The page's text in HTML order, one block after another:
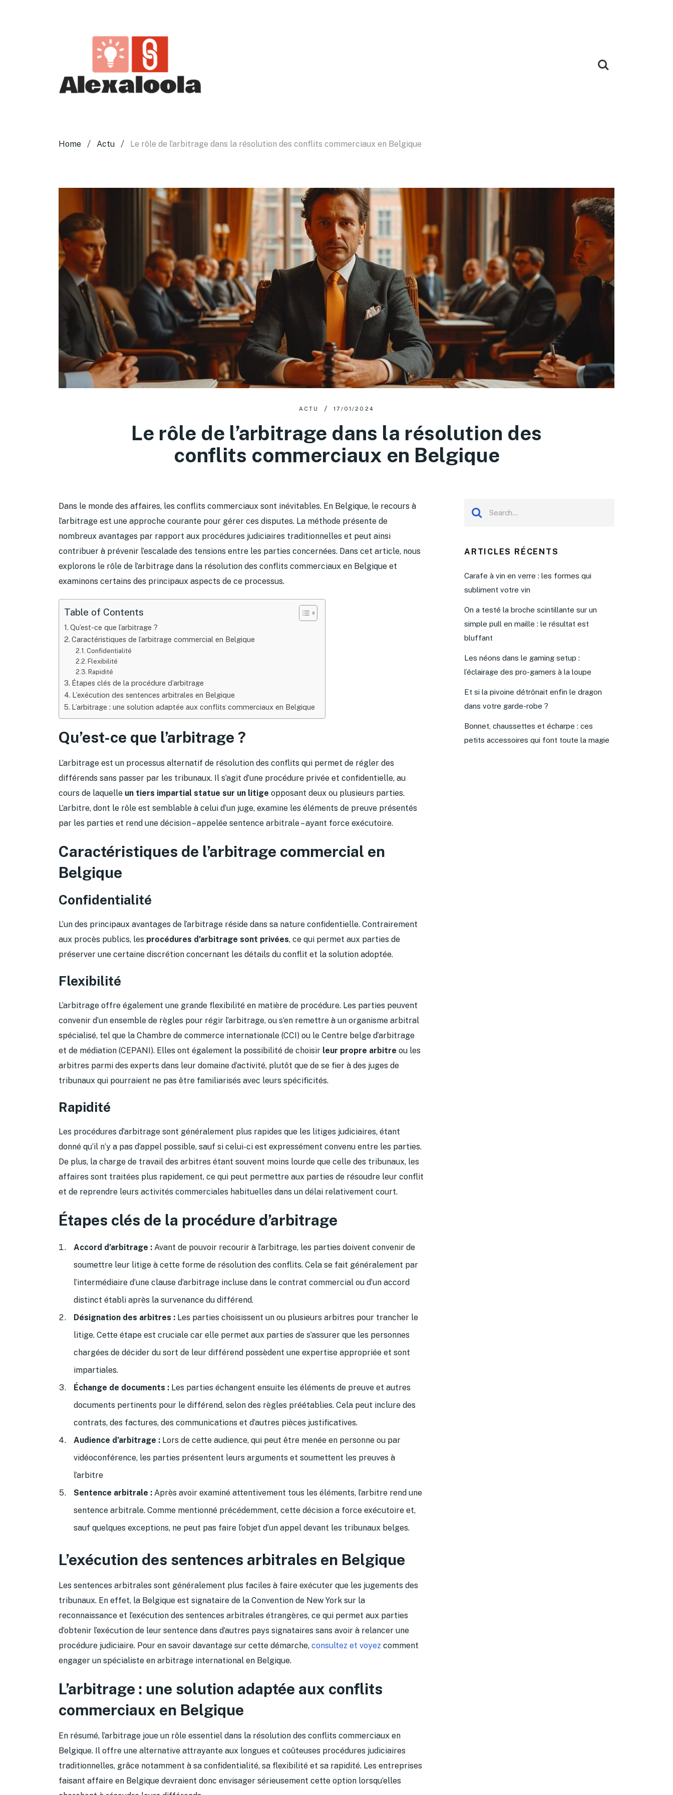
Home Actu Le rôle de l’arbitrage dans la résolution des conflits commerciaux en Belgique
ACTU 17/01/2024
Le rôle de l’arbitrage dans la résolution des
conflits commerciaux en Belgique
Dans le monde des affaires, les conflits commerciaux sont inévitables. En Belgique, le recours à
l’arbitrage est une approche courante pour gérer ces disputes. La méthode présente de
nombreux avantages par rapport aux procédures judiciaires traditionnelles et peut ainsi
contribuer à prévenir l’escalade des tensions entre les parties concernées. Dans cet article, nous
explorons le rôle de l’arbitrage dans la résolution des conflits commerciaux en Belgique et
examinons certains des principaux aspects de ce processus.
Table of Contents
Qu’est-ce que l’arbitrage ?
Caractéristiques de l’arbitrage commercial en Belgique
Confidentialité
Flexibilité
Rapidité
Étapes clés de la procédure d’arbitrage
L’exécution des sentences arbitrales en Belgique
L’arbitrage : une solution adaptée aux conflits commerciaux en Belgique
Qu’est-ce que l’arbitrage ?
L’arbitrage est un processus alternatif de résolution des conflits qui permet de régler des
différends sans passer par les tribunaux. Il s’agit d’une procédure privée et confidentielle, au
cours de laquelle un tiers impartial statue sur un litige opposant deux ou plusieurs parties.
L’arbitre, dont le rôle est semblable à celui d’un juge, examine les éléments de preuve présentés
par les parties et rend une décision – appelée sentence arbitrale – ayant force exécutoire.
Caractéristiques de l’arbitrage commercial en
Belgique
Confidentialité
L’un des principaux avantages de l’arbitrage réside dans sa nature confidentielle. Contrairement
aux procès publics, les procédures d’arbitrage sont privées, ce qui permet aux parties de
préserver une certaine discrétion concernant les détails du conflit et la solution adoptée.
Flexibilité
L’arbitrage offre également une grande flexibilité en matière de procédure. Les parties peuvent
convenir d’un ensemble de règles pour régir l’arbitrage, ou s’en remettre à un organisme arbitral
spécialisé, tel que la Chambre de commerce internationale (CCI) ou le Centre belge d’arbitrage
et de médiation (CEPANI). Elles ont également la possibilité de choisir leur propre arbitre ou les
arbitres parmi des experts dans leur domaine d’activité, plutôt que de se fier à des juges de
tribunaux qui pourraient ne pas être familiarisés avec leurs spécificités.
Rapidité
Les procédures d’arbitrage sont généralement plus rapides que les litiges judiciaires, étant
donné qu’il n’y a pas d’appel possible, sauf si celui-ci est expressément convenu entre les parties.
De plus, la charge de travail des arbitres étant souvent moins lourde que celle des tribunaux, les
affaires sont traitées plus rapidement, ce qui peut permettre aux parties de résoudre leur conflit
et de reprendre leurs activités commerciales habituelles dans un délai relativement court.
Étapes clés de la procédure d’arbitrage
Accord d’arbitrage : Avant de pouvoir recourir à l’arbitrage, les parties doivent convenir de
soumettre leur litige à cette forme de résolution des conflits. Cela se fait généralement par
l’intermédiaire d’une clause d’arbitrage incluse dans le contrat commercial ou d’un accord
distinct établi après la survenance du différend.
Désignation des arbitres : Les parties choisissent un ou plusieurs arbitres pour trancher le
litige. Cette étape est cruciale car elle permet aux parties de s’assurer que les personnes
chargées de décider du sort de leur différend possèdent une expertise appropriée et sont
impartiales.
Échange de documents : Les parties échangent ensuite les éléments de preuve et autres
documents pertinents pour le différend, selon des règles préétablies. Cela peut inclure des
contrats, des factures, des communications et d’autres pièces justificatives.
Audience d’arbitrage : Lors de cette audience, qui peut être menée en personne ou par
vidéoconférence, les parties présentent leurs arguments et soumettent les preuves à
l’arbitre
Sentence arbitrale : Après avoir examiné attentivement tous les éléments, l’arbitre rend une
sentence arbitrale. Comme mentionné précédemment, cette décision a force exécutoire et,
sauf quelques exceptions, ne peut pas faire l’objet d’un appel devant les tribunaux belges.
L’exécution des sentences arbitrales en Belgique
Les sentences arbitrales sont généralement plus faciles à faire exécuter que les jugements des
tribunaux. En effet, la Belgique est signataire de la Convention de New York sur la
reconnaissance et l’exécution des sentences arbitrales étrangères, ce qui permet aux parties
d’obtenir l’exécution de leur sentence dans d’autres pays signataires sans avoir à relancer une
procédure judiciaire. Pour en savoir davantage sur cette démarche, consultez et voyez comment
engager un spécialiste en arbitrage international en Belgique.
L’arbitrage : une solution adaptée aux conflits
commerciaux en Belgique
En résumé, l’arbitrage joue un rôle essentiel dans la résolution des conflits commerciaux en
Belgique. Il offre une alternative attrayante aux longues et coûteuses procédures judiciaires
traditionnelles, grâce notamment à sa confidentialité, sa flexibilité et sa rapidité. Les entreprises
faisant affaire en Belgique devraient donc envisager sérieusement cette option lorsqu’elles
ARTICLES RÉCENTS
Carafe à vin en verre : les formes qui
subliment votre vin
On a testé la broche scintillante sur un
simple pull en maille : le résultat est
bluffant
Les néons dans le gaming setup :
l’éclairage des pro-gamers à la loupe
Et si la pivoine détrônait enfin le dragon
dans votre garde-robe ?
Bonnet, chaussettes et écharpe : ces
petits accessoires qui font toute la magie